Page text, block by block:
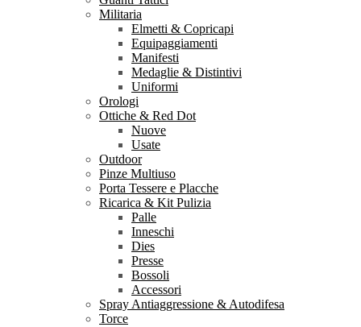
Militaria
Elmetti & Copricapi
Equipaggiamenti
Manifesti
Medaglie & Distintivi
Uniformi
Orologi
Ottiche & Red Dot
Nuove
Usate
Outdoor
Pinze Multiuso
Porta Tessere e Placche
Ricarica & Kit Pulizia
Palle
Inneschi
Dies
Presse
Bossoli
Accessori
Spray Antiaggressione & Autodifesa
Torce